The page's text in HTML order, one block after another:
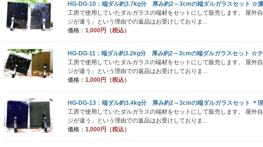
HG-DG-10：端ダル約3.7kg分 厚み約2～3cmの端ダルガラスセット ☆
工房で使用していたダルガラスの端材をセットにして販売します。 屋外
ジが違う」という理由での返品はお受けしておりま...
価格： 1,000円（税込）
HG-DG-11：端ダル約3.2kg分 厚み約2～3cmの端ダルガラスセット ☆テ
工房で使用していたダルガラスの端材をセットにして販売します。 屋外
ジが違う」という理由での返品はお受けしておりま...
価格： 1,000円（税込）
HG-DG-13：端ダル約3.4kg分 厚み約2～3cmの端ダルガラスセット ＊
工房で使用していたダルガラスの端材をセットにして販売します。 屋外
ジが違う」という理由での返品はお受けしておりま...
価格： 1,000円（税込）